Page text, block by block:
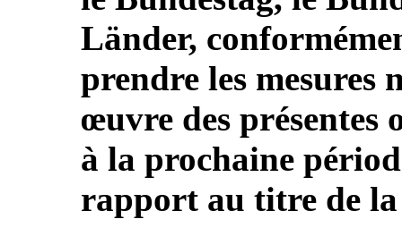
Länder,
prendre les mesures
œuvre des présentes
à la prochaine
rapport au titre de